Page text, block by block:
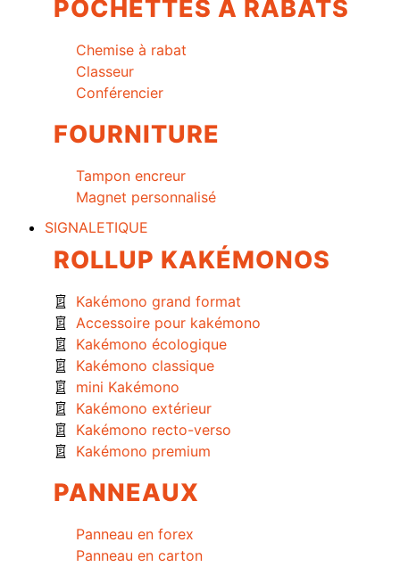
POCHETTES À RABATS
Chemise à rabat
Classeur
Conférencier
FOURNITURE
Tampon encreur
Magnet personnalisé
SIGNALETIQUE
ROLLUP KAKÉMONOS
Kakémono grand format
Accessoire pour kakémono
Kakémono écologique
Kakémono classique
mini Kakémono
Kakémono extérieur
Kakémono recto-verso
Kakémono premium
PANNEAUX
Panneau en forex
Panneau en carton